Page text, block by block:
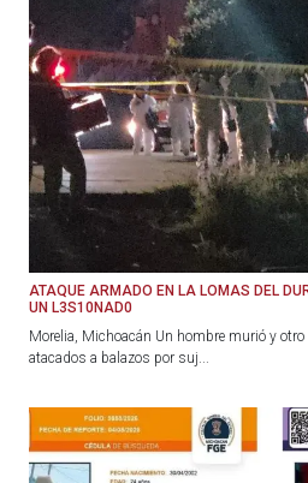
ATAQUE ARMADO EN LA LOMAS DEL
UN L3S10NAD0
Morelia, Michoacán Un hombre murió y
atacados a balazos por suj...